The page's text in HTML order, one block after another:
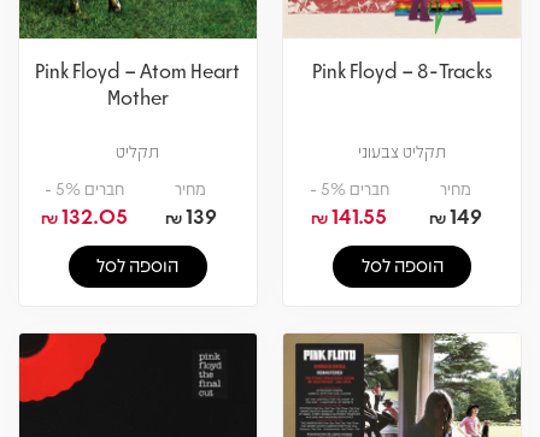
Pink Floyd – 8-Tracks
תקליט צבעוני
מחיר
149
₪
חברים 5% -
141.55
₪
הוספה לסל
Pink Floyd – Atom Heart
Mother
תקליט
מחיר
139
₪
חברים 5% -
132.05
₪
הוספה לסל